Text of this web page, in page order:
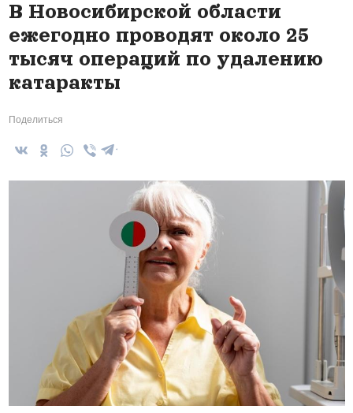
В Новосибирской области
ежегодно проводят около 25
тысяч операций по удалению
катаракты
Поделиться